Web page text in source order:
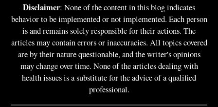
Disclaimer: None of the content in this blog indicates
behavior to be implemented or not implemented. Each person
is and remains solely responsible for their actions. The
articles may contain errors or inaccuracies. All topics covered
are by their nature questionable, and the writer's opinions
may change over time. None of the articles dealing with
health issues is a substitute for the advice of a qualified
professional.